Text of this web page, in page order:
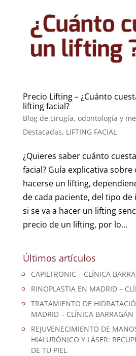
Precio Lifting – ¿Cuánto
lifting facial?
Blog de cirugía, odontología y
Destacadas, LIFTING FACIAL
¿Quieres saber cuánto
facial? Guía explicativa
hacerse un lifting,
de cada paciente, del tipo
si se va a hacer un lifting
precio de un lifting, por lo...
Últimos artículos
CAPILTRONIC – CLÍNICA
RINOPLASTIA EN MADRID –
TRATAMIENTO DE
MADRID – CLÍNICA BARRAGÁN
REJUVENECIMIENTO DE
HIALURÓNICO Y LÁSER:
DE TU PIEL